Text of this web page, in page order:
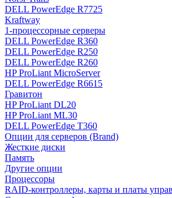
DELL PowerEdge R7725
Kraftway
1-процессорные серверы
DELL PowerEdge R360
DELL PowerEdge R250
DELL PowerEdge R260
HP ProLiant MicroServer
DELL PowerEdge R6615
Гравитон
HP ProLiant DL20
HP ProLiant ML30
DELL PowerEdge T360
Опции для серверов (Brand)
Жесткие диски
Память
Другие опции
Процессоры
RAID-контроллеры, карты и платы